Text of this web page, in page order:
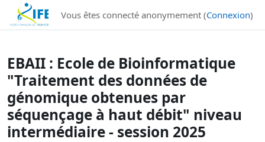
Institut Français de Bioinformatique - Les formations
Passer au contenu principalVous êtes connecté anonymement (Connexion)
EBAII : Ecole de Bioinformatique
"Traitement des données de
génomique obtenues par
séquençage à haut débit" niveau
intermédiaire - session 2025